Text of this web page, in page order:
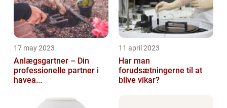
17 may 2023
Anlægsgartner – Din
professionelle partner i
havea...
11 april 2023
Har man
forudsætningerne til at
blive vikar?